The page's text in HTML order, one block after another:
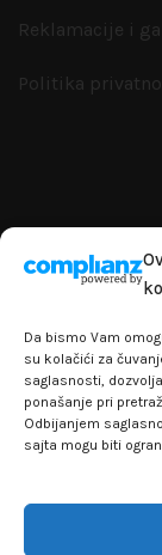
Da bismo Vam
su kolačići za
saglasnosti,
ponašanje pri
Odbijanjem
sajta mogu biti
Reklamacije i
Politika